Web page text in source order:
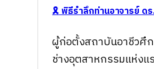
🎗️ พิธีรำลึกท่านอาจารย์ ด
ผู้ก่อตั้งสถาบันอาชีวศึ
ช่างอุตสาหกรรมแห่งแ